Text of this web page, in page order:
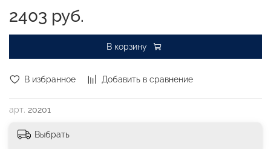
В избранное Добавить в сравнение
арт. 20201
2403 руб.
В корзину
Выбрать